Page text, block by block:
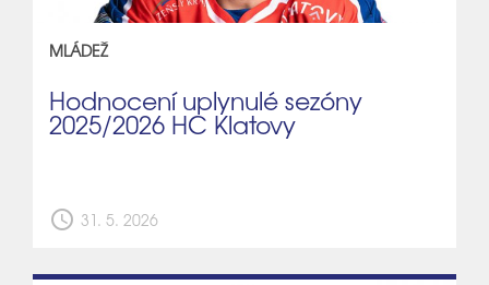
MLÁDEŽ
Hodnocení uplynulé sezóny
2025/2026 HC Klatovy
schedule 31. 5. 2026